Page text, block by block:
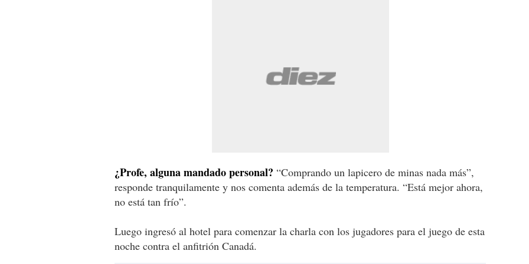
¿Profe, alguna mandado personal? “Comprando un lapicero de minas nada más”,
responde tranquilamente y nos comenta además de la temperatura. “Está mejor ahora,
no está tan frío”.
Luego ingresó al hotel para comenzar la charla con los jugadores para el juego de esta
noche contra el anfitrión Canadá.